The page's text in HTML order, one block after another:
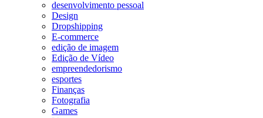
desenvolvimento pessoal
Design
Dropshipping
E-commerce
edição de imagem
Edição de Vídeo
empreendedorismo
esportes
Finanças
Fotografia
Games